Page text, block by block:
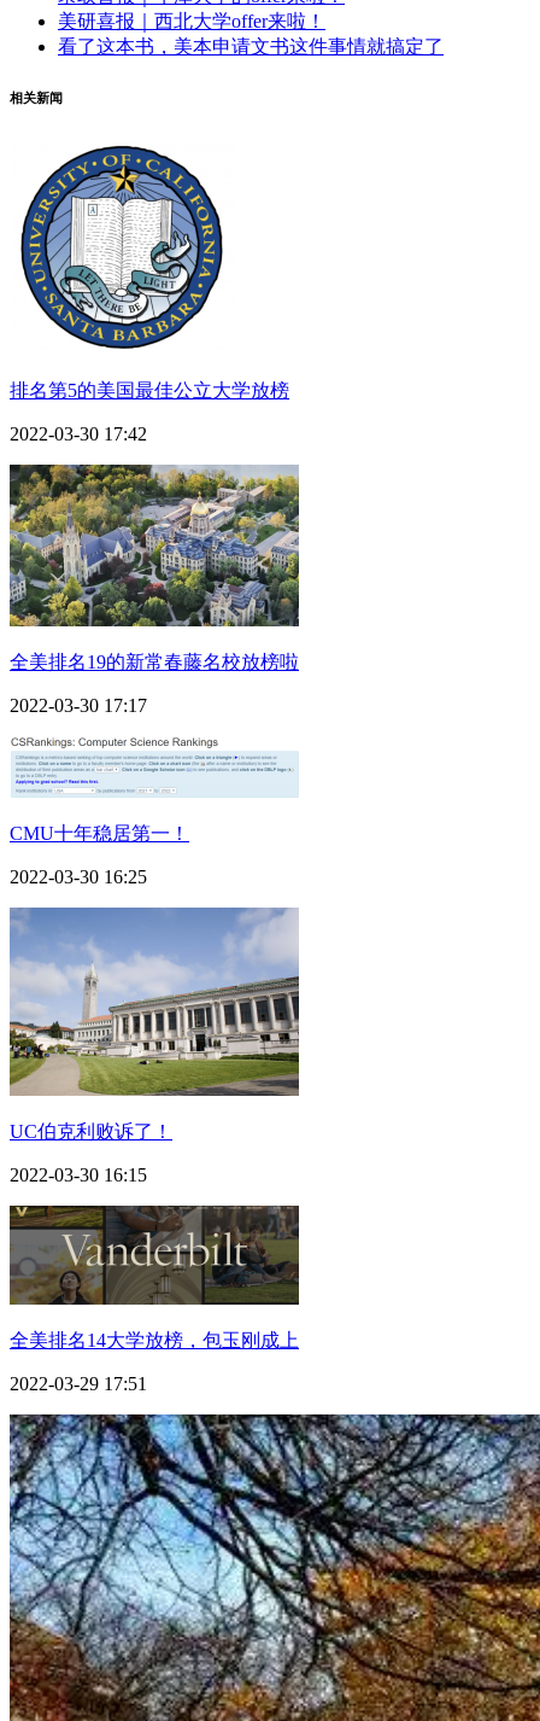
美研喜报｜西北大学offer来啦！
看了这本书，美本申请文书这件事情就搞定了
相关新闻
排名第5的美国最佳公立大学放榜
2022-03-30 17:42
全美排名19的新常春藤名校放榜啦
2022-03-30 17:17
CMU十年稳居第一！
2022-03-30 16:25
UC伯克利败诉了！
2022-03-30 16:15
全美排名14大学放榜，包玉刚成上
2022-03-29 17:51